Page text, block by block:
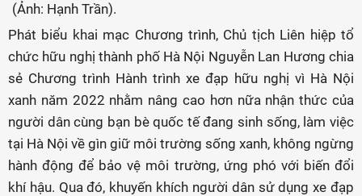
(Ảnh: Hạnh Trần).
Phát biểu khai mạc Chương trình, Chủ tịch Liên hiệp tổ
chức hữu nghị thành phố Hà Nội Nguyễn Lan Hương chia
sẻ Chương trình Hành trình xe đạp hữu nghị vì Hà Nội
xanh năm 2022 nhằm nâng cao hơn nữa nhận thức của
người dân cùng bạn bè quốc tế đang sinh sống, làm việc
tại Hà Nội về gìn giữ môi trường sống xanh, không ngừng
hành động để bảo vệ môi trường, ứng phó với biến đổi
khí hậu. Qua đó, khuyến khích người dân sử dụng xe đạp